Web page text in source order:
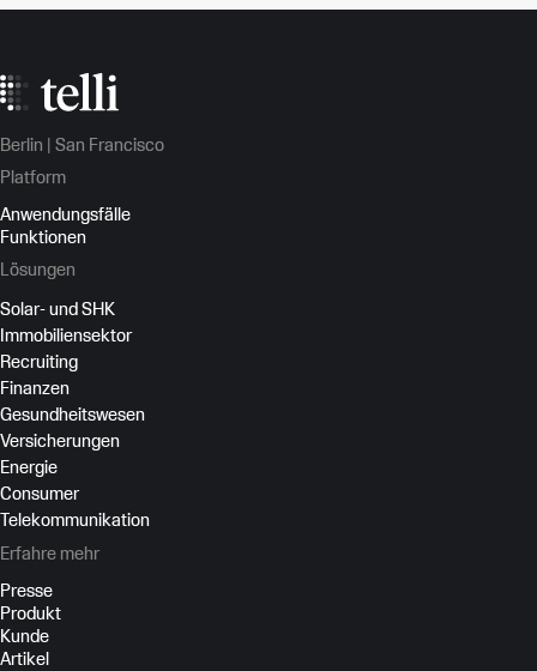
Berlin | San Francisco
Platform
Anwendungsfälle
Funktionen
Lösungen
Solar- und SHK
Immobiliensektor
Recruiting
Finanzen
Gesundheitswesen
Versicherungen
Energie
Consumer
Telekommunikation
Erfahre mehr
Presse
Produkt
Kunde
Artikel